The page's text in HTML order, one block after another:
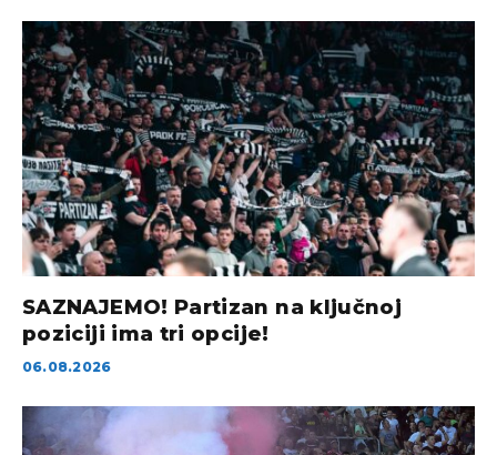
SAZNAJEMO! Partizan na ključnoj
poziciji ima tri opcije!
06.08.2026